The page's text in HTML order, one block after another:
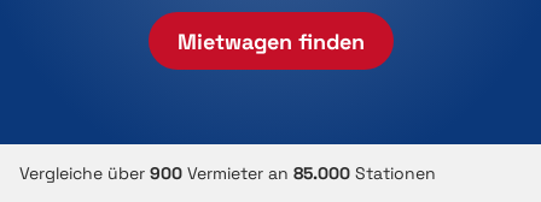
Mietwagen finden
Vergleiche über 900 Vermieter an 85.000 Stationen